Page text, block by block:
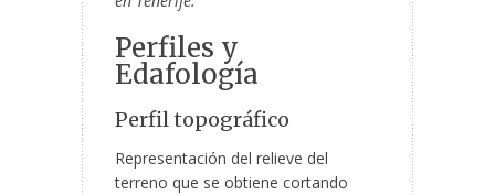
Perfiles y
Edafología
Perfil topográfico
Representación del relieve del
terreno que se obtiene cortando